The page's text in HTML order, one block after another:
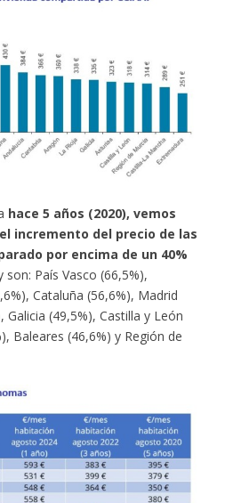
hace 5 años (2020), vemos
incremento del precio de las
por encima de un 40%
son: País Vasco (66,5%),
Cataluña (56,6%), Madrid
Galicia (49,5%), Castilla y León
Baleares (46,6%) y Región de